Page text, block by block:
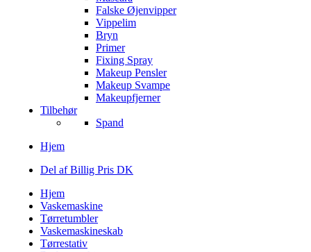
Falske Øjenvipper
Vippelim
Bryn
Primer
Fixing Spray
Makeup Pensler
Makeup Svampe
Makeupfjerner
Tilbehør
Spand
Hjem
Del af Billig Pris DK
Hjem
Vaskemaskine
Tørretumbler
Vaskemaskineskab
Tørrestativ